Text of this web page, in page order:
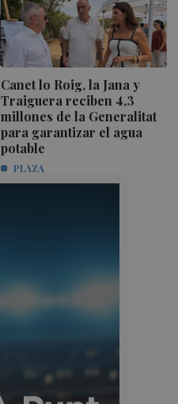
Canet lo Roig, la Jana y
Traiguera reciben 4,3
millones de la Generalitat
para garantizar el agua
potable
PLAZA